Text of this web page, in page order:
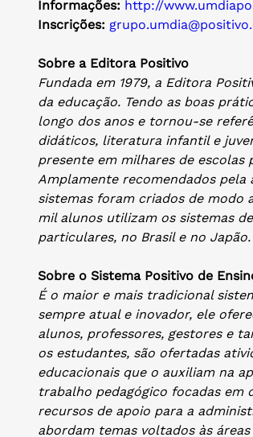
Informações: http://
Inscrições:
Sobre a Editora Positivo
Fundada em 1979, a Editora
da educação. Tendo as boas
longo dos anos e tornou-se
didáticos, literatura infantil e
presente em milhares de escolas
Amplamente recomendados pela
sistemas foram criados de modo
mil alunos utilizam os sistemas
particulares, no Brasil e no Japão.
Sobre o Sistema Positivo de
É o maior e mais tradicional
sempre atual e inovador, ele
alunos, professores, gestores e
os estudantes, são ofertadas
educacionais que o auxiliam na
trabalho pedagógico focadas em
recursos de apoio para a
abordam temas voltados às